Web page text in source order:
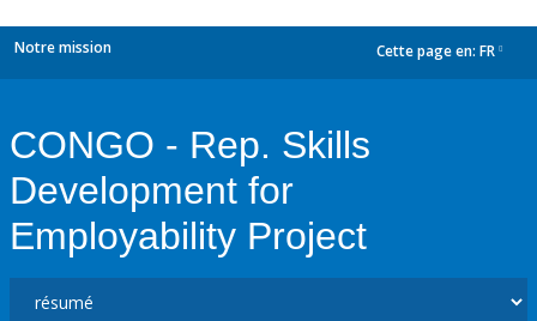
Notre mission Cette page en: FR
CONGO - Rep. Skills
Development for
Employability Project